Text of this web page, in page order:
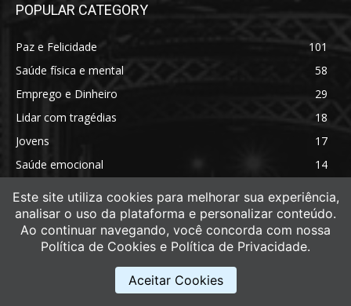
POPULAR CATEGORY
Paz e Felicidade
101
Saúde física e mental
58
Emprego e Dinheiro
29
Lidar com tragédias
18
Jovens
17
Saúde emocional
14
Este site utiliza cookies para melhorar sua experiência,
analisar o uso da plataforma e personalizar conteúdo.
Ao continuar navegando, você concorda com nossa
Política de Cookies e Política de Privacidade.
Aceitar Cookies